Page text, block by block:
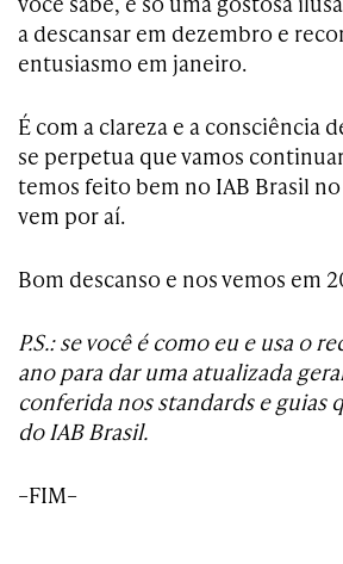
a descansar em dezembro e
entusiasmo em janeiro.
É com a clareza e a consciência
se perpetua que vamos
temos feito bem no IAB Brasil
vem por aí.
Bom descanso e nos vemos em
P.S.: se você é como eu e usa o
ano para dar uma atualizada
conferida nos standards e guias
do IAB Brasil.
–FIM–